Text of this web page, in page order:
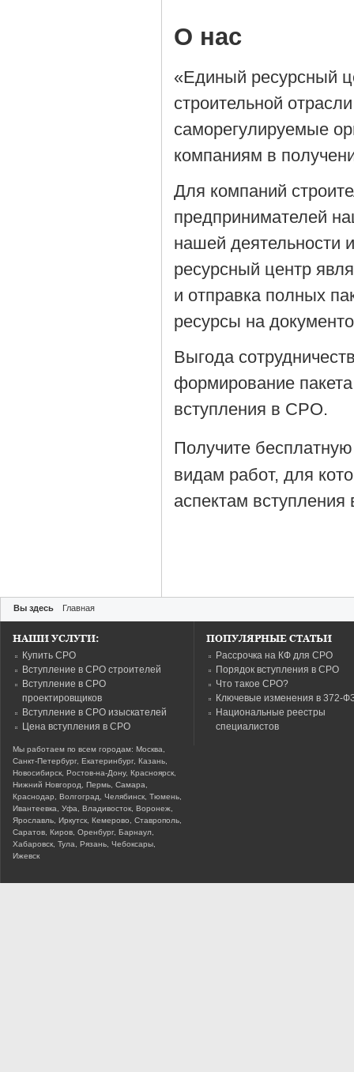
О нас
«Единый ресурсный
строительной
саморегулируемые
компаниям в
Для компаний
предпринимателей
нашей деятельности
ресурсный центр
и отправка полных
ресурсы на
Выгода
формирование
вступления в СРО.
Получите
видам работ, для
аспектам
Вы здесь Главная
НАШИ УСЛУГИ:
Купить СРО
Вступление в СРО строителей
Вступление в СРО
проектировщиков
Вступление в СРО изыскателей
Цена вступления в СРО
Мы работаем по всем городам: Москва,
Санкт-Петербург, Екатеринбург, Казань,
Новосибирск, Ростов-на-Дону, Красноярск,
Нижний Новгород, Пермь, Самара,
Краснодар, Волгоград, Челябинск, Тюмень,
Ивантеевка, Уфа, Владивосток, Воронеж,
Ярославль, Иркутск, Кемерово, Ставрополь,
Саратов, Киров, Оренбург, Барнаул,
Хабаровск, Тула, Рязань, Чебоксары,
Ижевск
ПОПУЛЯРНЫЕ СТАТЬИ
Рассрочка на КФ для СРО
Порядок вступления в СРО
Что такое СРО?
Ключевые изменения в 372-
Национальные реестры
специалистов